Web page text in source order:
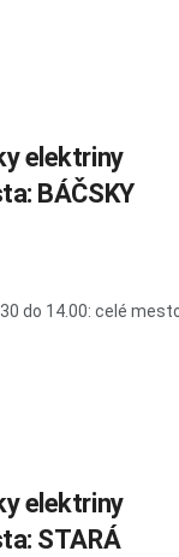
elektriny
BÁČSKY
do 14.00: celé
elektriny
STARÁ